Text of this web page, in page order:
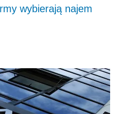
wybierają najem